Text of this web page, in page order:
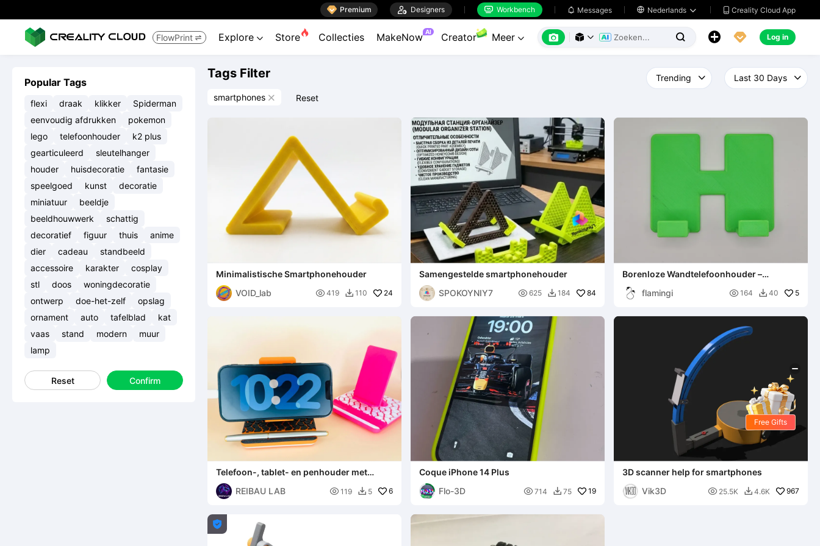
 Premium  Designers  Workbench  Messages  Nederlands   Creality Cloud App
FlowPrint  Explore  Store Collecties MakeNow AI Creator Meer        Log in
Popular Tags
flexi draak klikker
Spiderman
eenvoudig afdrukken
pokemon
lego
telefoonhouder
k2 plus
gearticuleerd
sleutelhanger
houder
huisdecoratie
fantasie
speelgoed
kunst
decoratie
miniatuur
beeldje
beeldhouwwerk
schattig
decoratief
figuur thuis
anime
dier
cadeau
standbeeld
accessoire
karakter
cosplay
stl
doos
woningdecoratie
ontwerp
doe-het-zelf
opslag
ornament
auto tafelblad
kat
vaas
stand modern
muur
lamp
Reset Confirm
Tags Filter
smartphones  Reset
Minimalistische Smartphonehouder
VOID_lab
 419  110 24
Samengestelde smartphonehouder
SPOKOYNIY7
 625  184 84
Borenloze Wandtelefoonhouder –
flamingi
 164  40 5
Telefoon-, tablet- en penhouder met
patroonontwerp
REIBAU LAB
 119  5 6
Coque iPhone 14 Plus
Flo-3D
 714  75 19
3D scanner help for smartphones
Vik3D
 25.5K  4.6K 967

Free Gifts